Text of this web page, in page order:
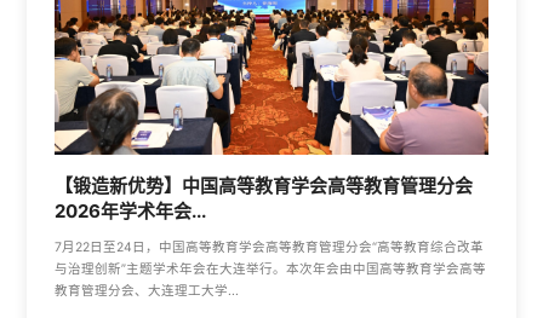
【锻造新优势】中国高等教育学会高等教育管理分会
2026年学术年会...
7月22日至24日，中国高等教育学会高等教育管理分会“高等教育综合改革
与治理创新”主题学术年会在大连举行。本次年会由中国高等教育学会高等
教育管理分会、大连理工大学...